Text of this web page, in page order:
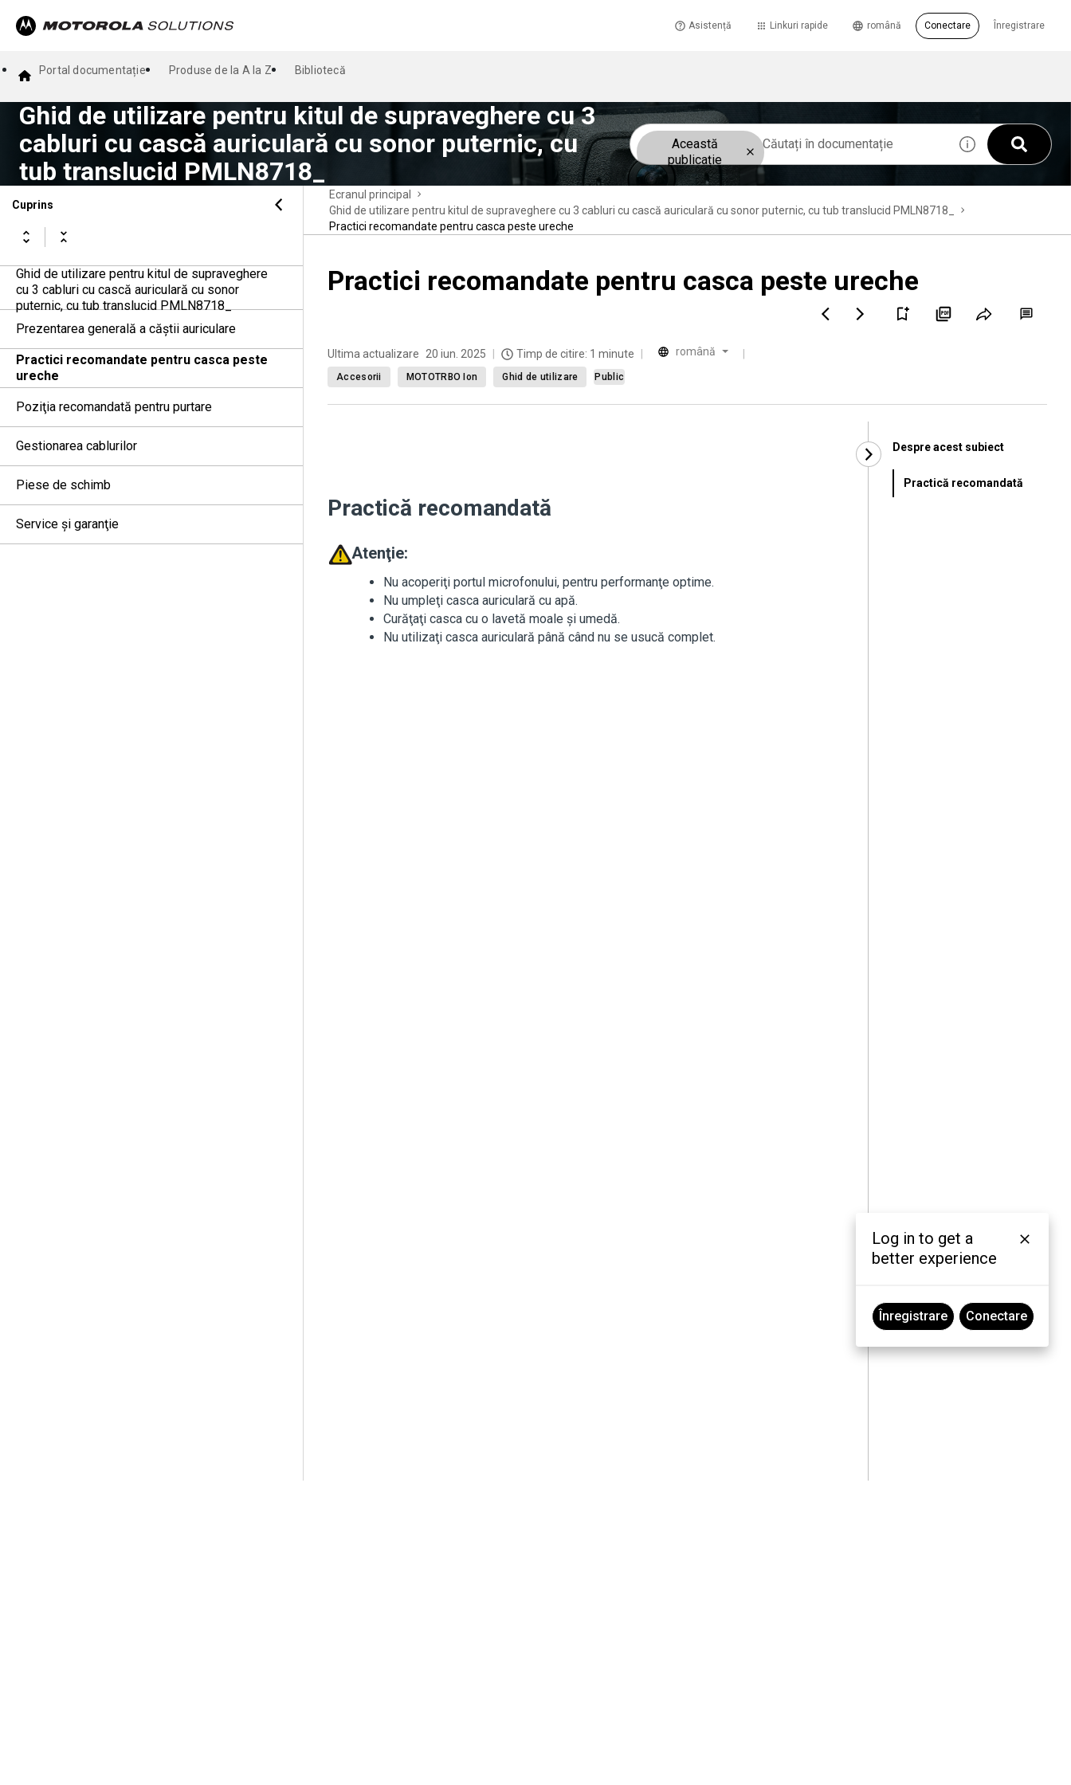
Asistență Linkuri rapide Înregistrare
română Conectare
Portal documentație Produse de la A la Z Bibliotecă
Ghid de utilizare pentru kitul de supraveghere cu 3
cabluri cu cască auriculară cu sonor puternic, cu
tub translucid PMLN8718_
Această
publicație
Cuprins
Ghid de utilizare pentru kitul de supraveghere
cu 3 cabluri cu cască auriculară cu sonor
puternic, cu tub translucid PMLN8718_
Prezentarea generală a căştii auriculare
Practici recomandate pentru casca peste
ureche
Poziţia recomandată pentru purtare
Gestionarea cablurilor
Piese de schimb
Service şi garanţie
Ecranul principal
Ghid de utilizare pentru kitul de supraveghere cu 3 cabluri cu cască auriculară cu sonor puternic, cu tub translucid PMLN8718_
Practici recomandate pentru casca peste ureche
Practici recomandate pentru casca peste ureche
Ultima actualizare 20 iun. 2025 Timp de citire: 1 minute română
Accesorii MOTOTRBO Ion Ghid de utilizare Public
Practică recomandată
Atenţie:
Nu acoperiţi portul microfonului, pentru performanţe optime.
Nu umpleţi casca auriculară cu apă.
Curăţaţi casca cu o lavetă moale şi umedă.
Nu utilizaţi casca auriculară până când nu se usucă complet.
Despre acest subiect
Practică recomandată
Log in to get a
better experience
Înregistrare Conectare